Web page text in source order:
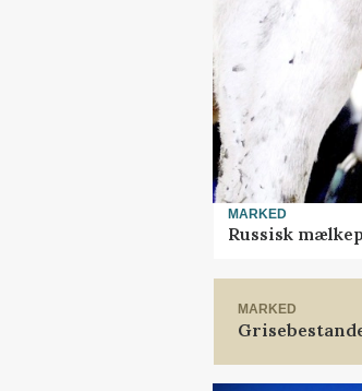
MARKED
Russisk
MARKED